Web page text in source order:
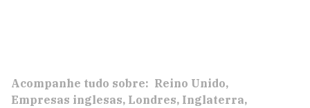
Acompanhe tudo sobre: Reino Unido
Empresas inglesas Londres Inglaterra